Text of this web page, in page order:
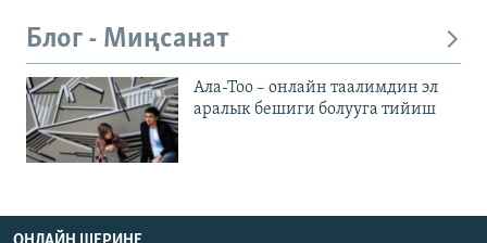
Блог - Миңсанат
Ала-Тоо – онлайн таалимдин эл
аралык бешиги болууга тийиш